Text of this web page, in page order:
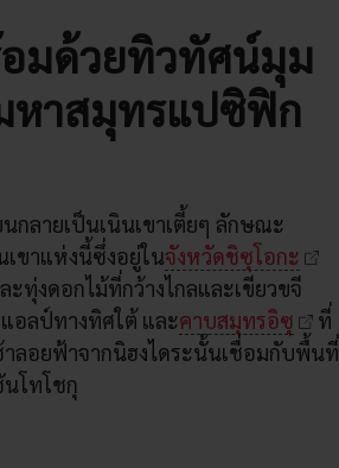
มด้วยทิวทัศน์มุม
หาสมุทรแปซิฟิก
กลายเป็นเนินเขาเตี้ยๆ ลักษณะ
เขาแห่งนี้ซึ่งอยู่ในจังหวัดชิซุโอกะ
ทุ่งดอกไม้ที่กว้างไกลและเขียวขจี
อลป์ทางทิศใต้ และคาบสมุทรอิซุ
ที่
าลอยฟ้าจากนิฮงไดระนั้นเชื่อมกับพื้นที่
โทโชกุ